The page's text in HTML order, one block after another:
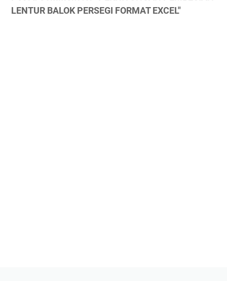
LENTUR BALOK PERSEGI FORMAT EXCEL"